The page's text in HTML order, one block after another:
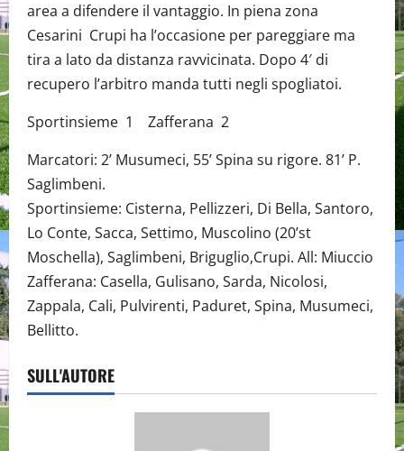
area a difendere il vantaggio. In piena zona
Cesarini Crupi ha l’occasione per pareggiare ma
tira a lato da distanza ravvicinata. Dopo 4′ di
recupero l’arbitro manda tutti negli spogliatoi.
Sportinsieme 1 Zafferana 2
Marcatori: 2’ Musumeci, 55’ Spina su rigore. 81’ P.
Saglimbeni.
Sportinsieme: Cisterna, Pellizzeri, Di Bella, Santoro,
Lo Conte, Sacca, Settimo, Muscolino (20’st
Moschella), Saglimbeni, Briguglio,Crupi. All: Miuccio
Zafferana: Casella, Gulisano, Sarda, Nicolosi,
Zappala, Cali, Pulvirenti, Paduret, Spina, Musumeci,
Bellitto.
SULL'AUTORE